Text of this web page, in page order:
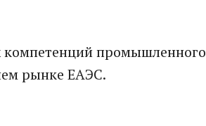
промышленного
рынке ЕАЭС.